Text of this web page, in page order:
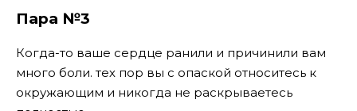
Пара №3
Когда-то ваше сердце ранили и причинили вам
много боли. тех пор вы с опаской относитесь к
окружающим и никогда не раскрываетесь